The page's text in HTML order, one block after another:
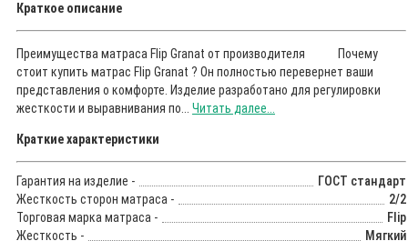
Краткое описание
Преимущества матраса Flip Granat от производителя Почему
стоит купить матрас Flip Granat ? Он полностью перевернет ваши
представления о комфорте. Изделие разработано для регулировки
жесткости и выравнивания по... Читать далее...
Краткие характеристики
Гарантия на изделие -
ГОСТ стандарт
Жесткость сторон матраса -
2/2
Торговая марка матраса -
Flip
Жесткость -
Мягкий